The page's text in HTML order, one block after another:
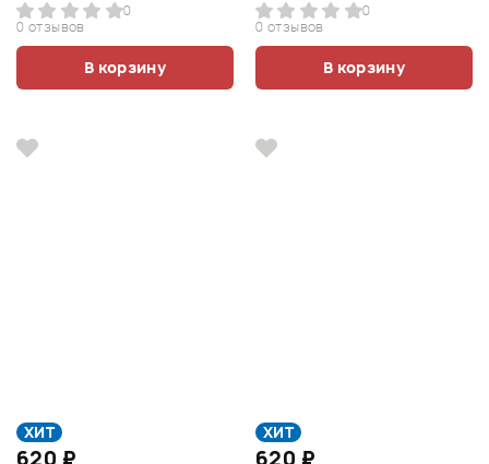
0
0 отзывов
В корзину
0
0 отзывов
В корзину
ХИТ ХИТ